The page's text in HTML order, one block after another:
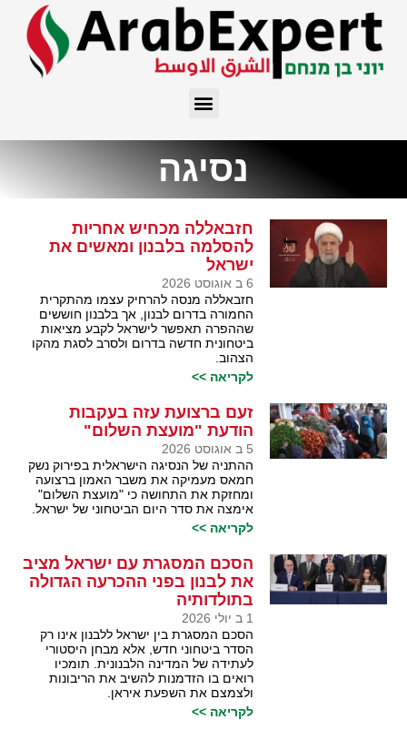
נסיגה
חזבאללה מכחיש אחריות
להסלמה בלבנון ומאשים את
ישראל
6 ב אוגוסט 2026
חזבאללה מנסה להרחיק עצמו מהתקרית
החמורה בדרום לבנון, אך בלבנון חוששים
שההפרה תאפשר לישראל לקבע מציאות
ביטחונית חדשה בדרום ולסרב לסגת מהקו
הצהוב.
לקריאה >>
זעם ברצועת עזה בעקבות
הודעת "מועצת השלום"
5 ב אוגוסט 2026
ההתניה של הנסיגה הישראלית בפירוק נשק
חמאס מעמיקה את משבר האמון ברצועה
ומחזקת את התחושה כי "מועצת השלום"
אימצה את סדר היום הביטחוני של ישראל.
לקריאה >>
הסכם המסגרת עם ישראל מציב
את לבנון בפני ההכרעה הגדולה
בתולדותיה
1 ב יולי 2026
הסכם המסגרת בין ישראל ללבנון אינו רק
הסדר ביטחוני חדש, אלא מבחן היסטורי
לעתידה של המדינה הלבנונית. תומכיו
רואים בו הזדמנות להשיב את הריבונות
ולצמצם את השפעת איראן.
לקריאה >>